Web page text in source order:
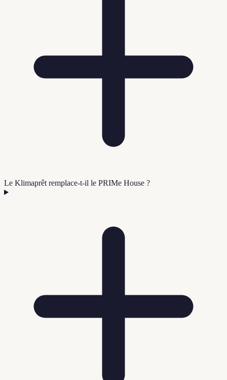
Le Klimaprêt remplace-t-il le PRIMe House ?